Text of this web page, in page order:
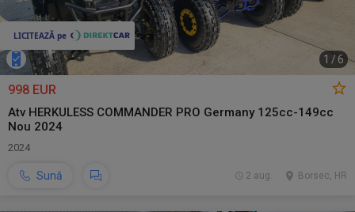
1 /6
998 EUR
Atv HERKULESS COMMANDER PRO Germany 125cc-149cc
Nou 2024
2024
Sună Borsec, HR
2 aug.